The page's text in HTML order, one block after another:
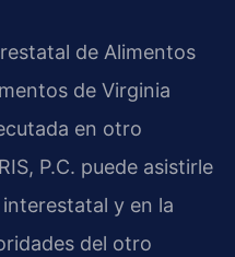
de Alimentos
de Virginia
en otro
P.C. puede asistirle
y en la
del otro